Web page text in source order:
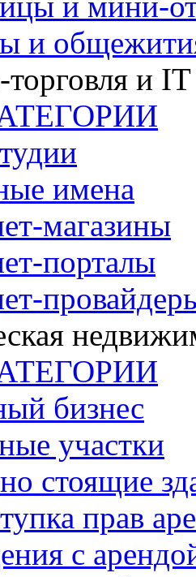
и
и IT
имена
магазины
порталы
бизнес
участки
стоящие
прав
с